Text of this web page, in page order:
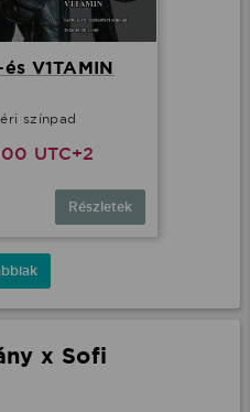
V1TAMIN
színpad
UTC+2
Részletek
x Sofi